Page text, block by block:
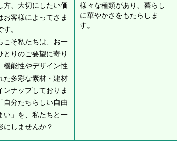
方、大切にしたい価
お客様によってさま
。
こそ私たちは、お一
とりのご要望に寄り
機能性やデザイン性
た多彩な素材・建材
ンナップしておりま
自分たちらしい自由
い」を、私たちと一
にしませんか？
様々な種類があり、暮らし
に華やかさをもたらしま
す。